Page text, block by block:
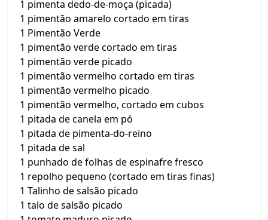
1 pimenta dedo-de-moça (picada)
1 pimentão amarelo cortado em tiras
1 Pimentão Verde
1 pimentão verde cortado em tiras
1 pimentão verde picado
1 pimentão vermelho cortado em tiras
1 pimentão vermelho picado
1 pimentão vermelho, cortado em cubos
1 pitada de canela em pó
1 pitada de pimenta-do-reino
1 pitada de sal
1 punhado de folhas de espinafre fresco
1 repolho pequeno (cortado em tiras finas)
1 Talinho de salsão picado
1 talo de salsão picado